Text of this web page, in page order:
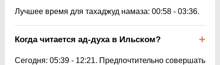
Лучшее время для тахаджуд намаза: 00:58 - 03:36.
Когда читается ад-духа в Ильском?
Сегодня: 05:39 - 12:21. Предпочтительно совершать